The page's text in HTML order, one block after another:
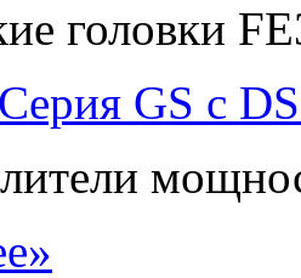
головки
Серия GS с